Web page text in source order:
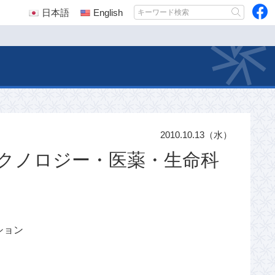
日本語 English
ノロジー・医薬・生命科
2010.10.13（水）
ョン